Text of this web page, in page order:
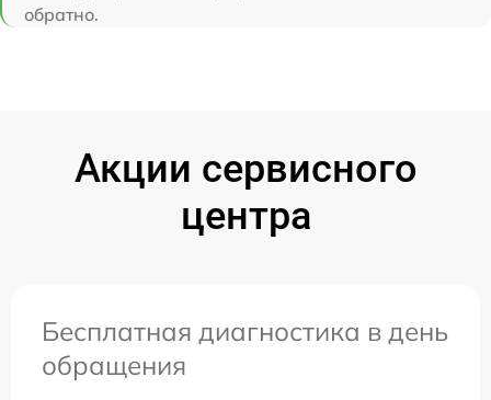
обратно.
Акции сервисного
центра
Бесплатная диагностика в день
обращения